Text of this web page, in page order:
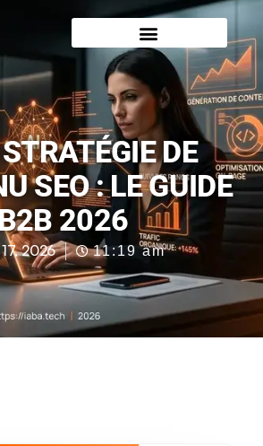
DE
SEO : LE GUIDE
2026
2026 11:19 am